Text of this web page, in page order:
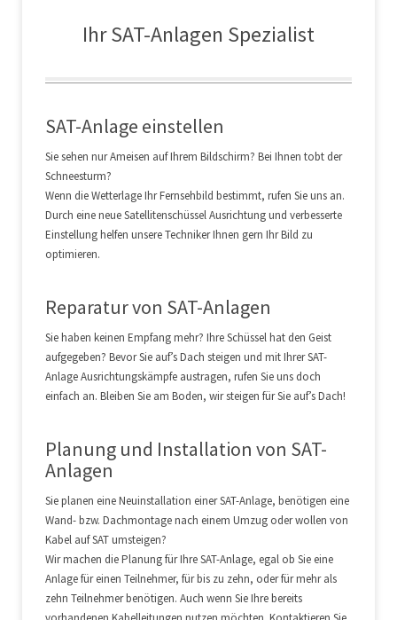
Ihr SAT-Anlagen Spezialist
SAT-Anlage einstellen
Sie sehen nur Ameisen auf Ihrem Bildschirm? Bei Ihnen tobt der
Schneesturm?
Wenn die Wetterlage Ihr Fernsehbild bestimmt, rufen Sie uns an.
Durch eine neue Satellitenschüssel Ausrichtung und verbesserte
Einstellung helfen unsere Techniker Ihnen gern Ihr Bild zu
optimieren.
Reparatur von SAT-Anlagen
Sie haben keinen Empfang mehr? Ihre Schüssel hat den Geist
aufgegeben? Bevor Sie auf’s Dach steigen und mit Ihrer SAT-
Anlage Ausrichtungskämpfe austragen, rufen Sie uns doch
einfach an. Bleiben Sie am Boden, wir steigen für Sie auf’s Dach!
Planung und Installation von SAT-
Anlagen
Sie planen eine Neuinstallation einer SAT-Anlage, benötigen eine
Wand- bzw. Dachmontage nach einem Umzug oder wollen von
Kabel auf SAT umsteigen?
Wir machen die Planung für Ihre SAT-Anlage, egal ob Sie eine
Anlage für einen Teilnehmer, für bis zu zehn, oder für mehr als
zehn Teilnehmer benötigen. Auch wenn Sie Ihre bereits